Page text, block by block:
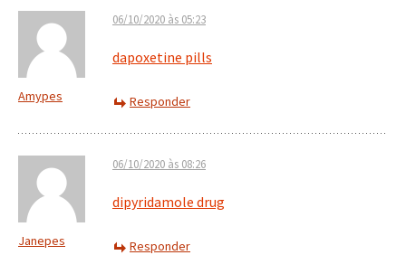
Amypes
06/10/2020 às 05:23
dapoxetine pills
Responder
Janepes
06/10/2020 às 08:26
dipyridamole drug
Responder